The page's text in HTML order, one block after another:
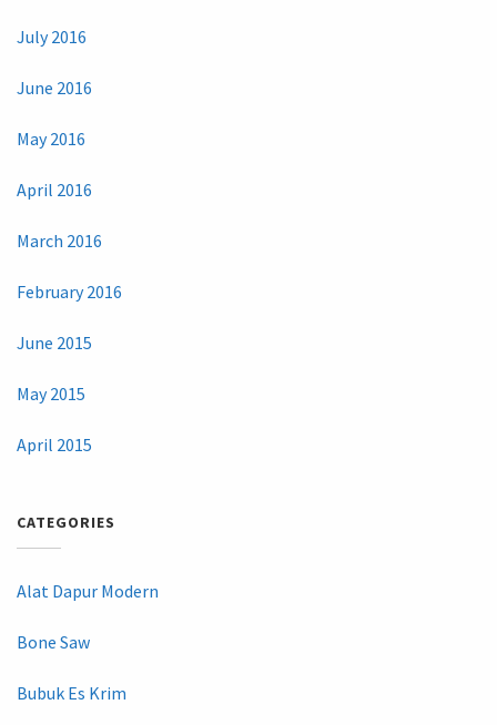
July 2016
June 2016
May 2016
April 2016
March 2016
February 2016
June 2015
May 2015
April 2015
CATEGORIES
Alat Dapur Modern
Bone Saw
Bubuk Es Krim